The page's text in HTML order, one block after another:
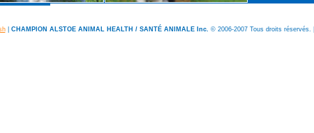
| CHAMPION ALSTOE ANIMAL HEALTH / SANTÉ ANIMALE Inc. © 2006-2007 Tous droits réservés. |